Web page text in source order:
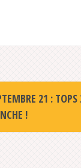
21 : TOPS
!